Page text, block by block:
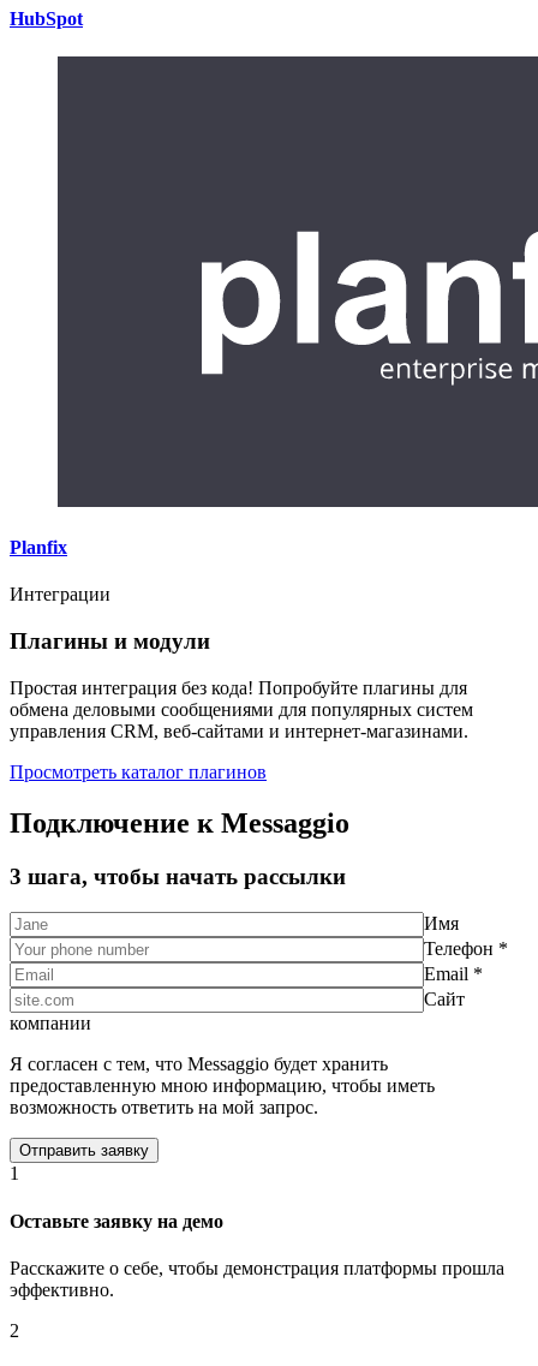
HubSpot
Planfix
Интеграции
Плагины и модули
Простая интеграция без кода! Попробуйте плагины для
обмена деловыми сообщениями для популярных систем
управления CRM, веб-сайтами и интернет-магазинами.
Просмотреть каталог плагинов
Подключение к Messaggio
3 шага, чтобы начать рассылки
Имя
Телефон *
Email *
Сайт
компании
Я согласен с тем, что Messaggio будет хранить
предоставленную мною информацию, чтобы иметь
возможность ответить на мой запрос.
1
Оставьте заявку на демо
Расскажите о себе, чтобы демонстрация платформы прошла
эффективно.
2